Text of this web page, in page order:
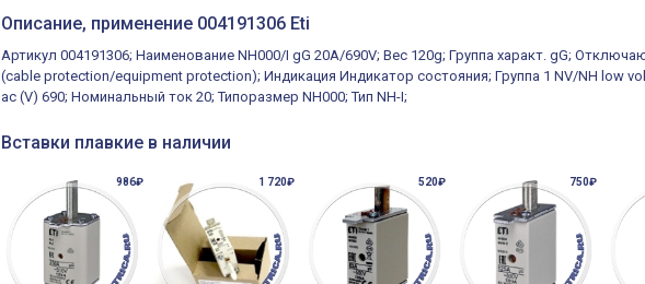
Описание, применение 004191306 Eti
Артикул 004191306; Наименование NH000/I gG 20A/690V; Вес 120g; Группа характ. gG;
(cable protection/equipment protection); Индикация Индикатор состояния; Группа 1 NV/NH low
ac (V) 690; Номинальный ток 20; Типоразмер NH000; Тип NH-I;
Вставки плавкие в наличии
986₽ 1 720₽ 520₽ 750₽